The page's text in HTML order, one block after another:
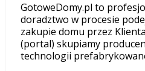
GotoweDomy.pl to
doradztwo w procesie
zakupie domu przez
(portal) skupiamy
technologii